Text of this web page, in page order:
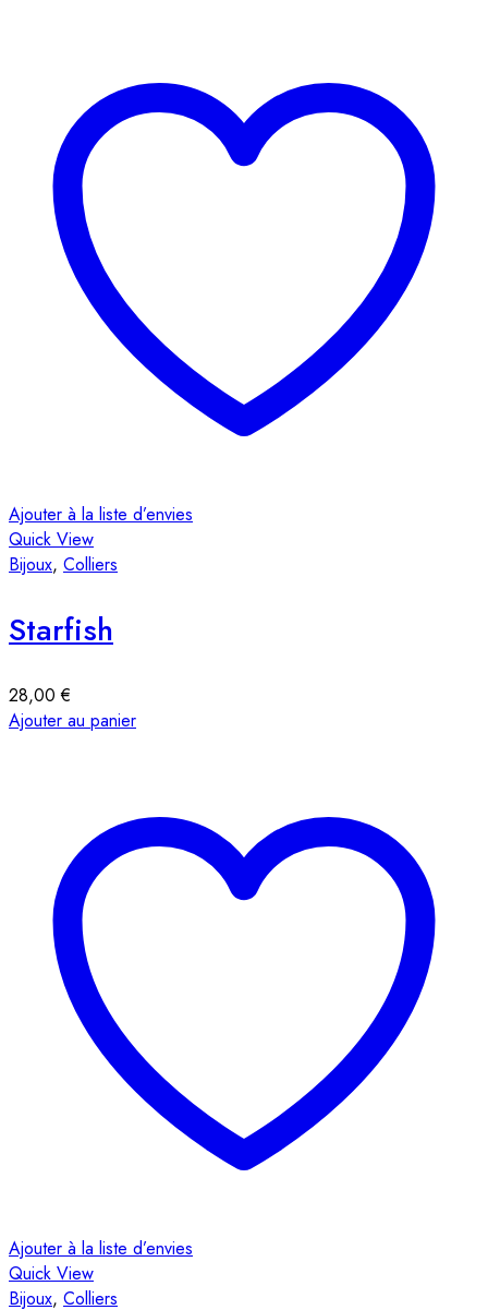
Ajouter à la liste d’envies
Quick View
Bijoux, Colliers
Starfish
28,00€
Ajouter au panier
Ajouter à la liste d’envies
Quick View
Bijoux, Colliers